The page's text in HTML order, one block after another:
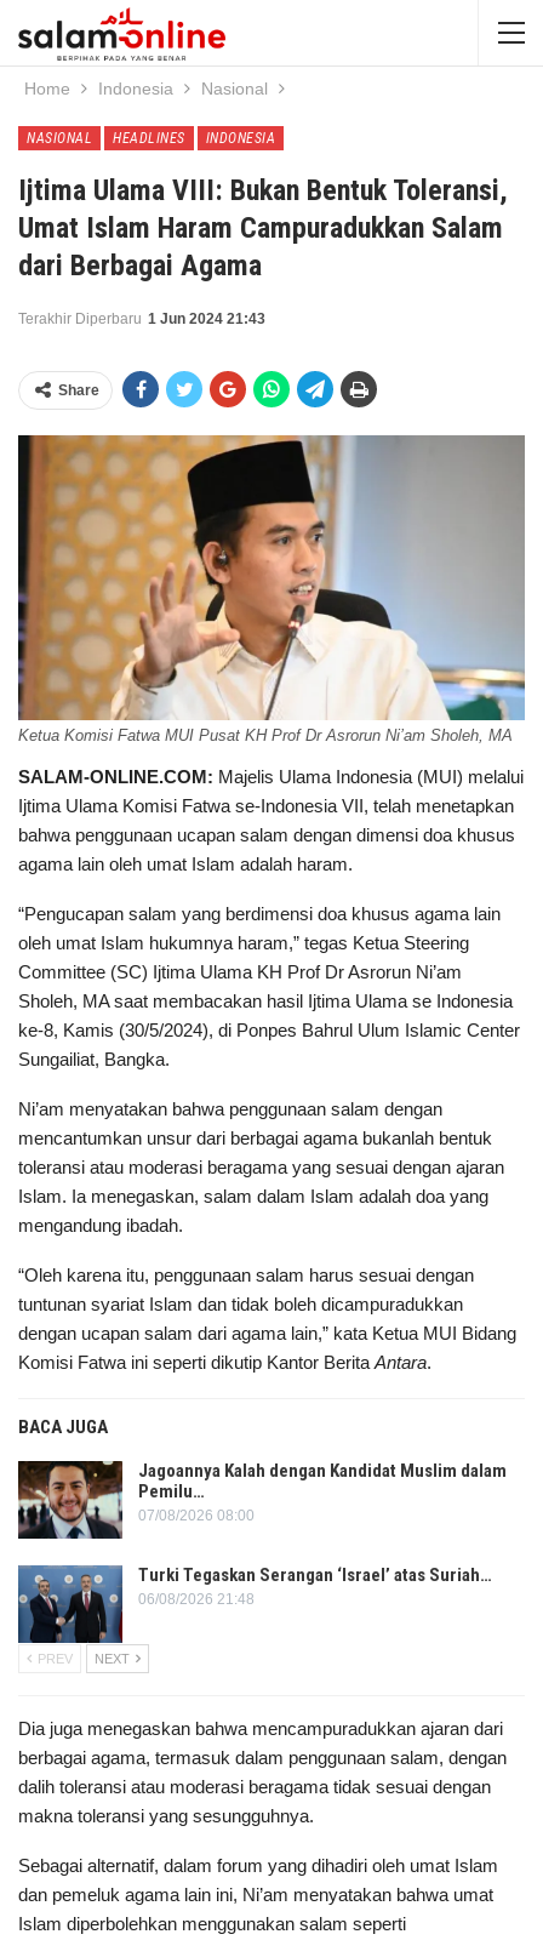
Home Indonesia Nasional
NASIONAL HEADLINES INDONESIA
Ijtima Ulama VIII: Bukan Bentuk Toleransi,
Umat Islam Haram Campuradukkan Salam
dari Berbagai Agama
Terakhir Diperbaru 1 Jun 2024 21:43
Share
Ketua Komisi Fatwa MUI Pusat KH Prof Dr Asrorun Ni’am Sholeh, MA
SALAM-ONLINE.COM: Majelis Ulama Indonesia (MUI) melalui
Ijtima Ulama Komisi Fatwa se-Indonesia VII, telah menetapkan
bahwa penggunaan ucapan salam dengan dimensi doa khusus
agama lain oleh umat Islam adalah haram.
“Pengucapan salam yang berdimensi doa khusus agama lain
oleh umat Islam hukumnya haram,” tegas Ketua Steering
Committee (SC) Ijtima Ulama KH Prof Dr Asrorun Ni’am
Sholeh, MA saat membacakan hasil Ijtima Ulama se Indonesia
ke-8, Kamis (30/5/2024), di Ponpes Bahrul Ulum Islamic Center
Sungailiat, Bangka.
Ni’am menyatakan bahwa penggunaan salam dengan
mencantumkan unsur dari berbagai agama bukanlah bentuk
toleransi atau moderasi beragama yang sesuai dengan ajaran
Islam. Ia menegaskan, salam dalam Islam adalah doa yang
mengandung ibadah.
“Oleh karena itu, penggunaan salam harus sesuai dengan
tuntunan syariat Islam dan tidak boleh dicampuradukkan
dengan ucapan salam dari agama lain,” kata Ketua MUI Bidang
Komisi Fatwa ini seperti dikutip Kantor Berita Antara.
BACA JUGA
Jagoannya Kalah dengan Kandidat Muslim dalam
Pemilu…
07/08/2026 08:00
Turki Tegaskan Serangan ‘Israel’ atas Suriah…
06/08/2026 21:48
PREV NEXT
Dia juga menegaskan bahwa mencampuradukkan ajaran dari
berbagai agama, termasuk dalam penggunaan salam, dengan
dalih toleransi atau moderasi beragama tidak sesuai dengan
makna toleransi yang sesungguhnya.
Sebagai alternatif, dalam forum yang dihadiri oleh umat Islam
dan pemeluk agama lain ini, Ni’am menyatakan bahwa umat
Islam diperbolehkan menggunakan salam seperti